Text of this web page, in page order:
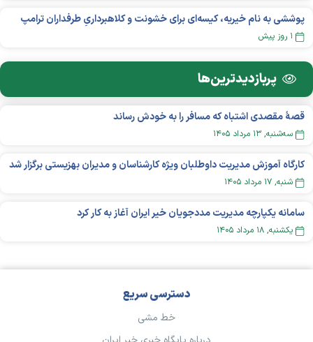
پوششی به نام خیریه، کیسه‌ای برای خشونت و کلاهبرداریِ طرفداران ترامپ
۱ روز پیش
پربازدید‌ترین‌ها
قصهٔ مقصدی اشتباه که مسافر را به خودش رساند
سه‌شنبه, ۱۳ مرداد ۱۴۰۵
کارگاه آموزش مدیریت داوطلبان ویژه کارشناسان و مدیران بهزیستی برگزار شد
شنبه, ۱۷ مرداد ۱۴۰۵
سامانه یکپارچه مدیریت مددجویان خیر ایران آغاز به کار کرد
يکشنبه, ۱۸ مرداد ۱۴۰۵
دسترسی سریع
خط مشی